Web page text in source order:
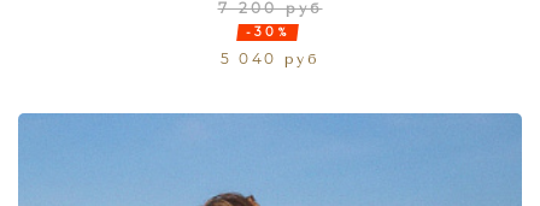
7 200 руб
-30%
5 040 руб